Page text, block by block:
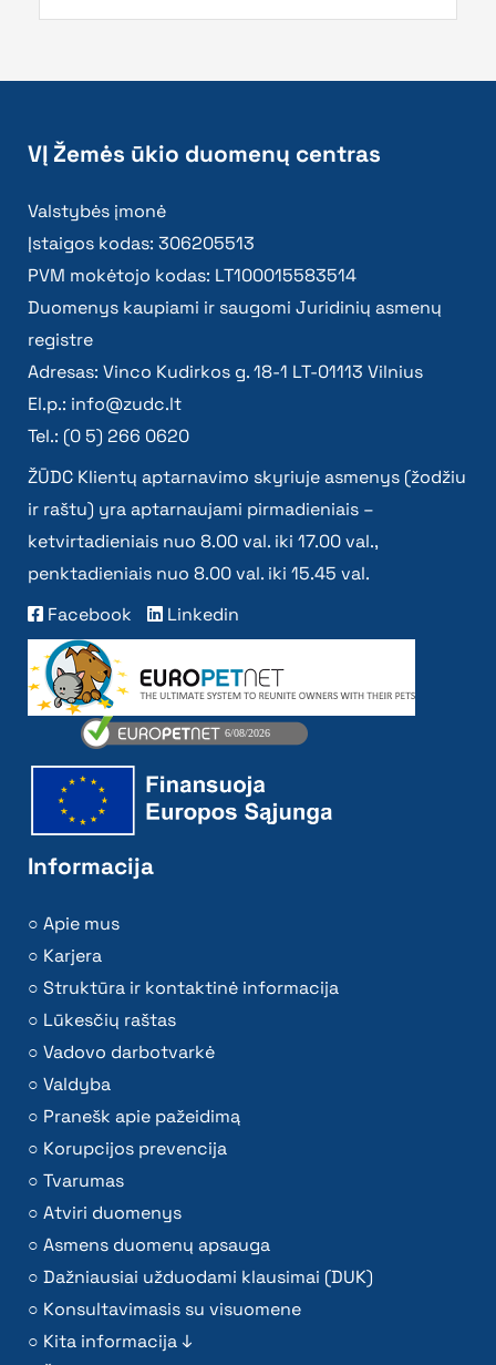
VĮ Žemės ūkio duomenų centras
Valstybės įmonė
Įstaigos kodas: 306205513
PVM mokėtojo kodas: LT100015583514
Duomenys kaupiami ir saugomi Juridinių asmenų
registre
Adresas: Vinco Kudirkos g. 18-1 LT-01113 Vilnius
El.p.: info@zudc.lt
Tel.: (0 5) 266 0620
ŽŪDC Klientų aptarnavimo skyriuje asmenys (žodžiu
ir raštu) yra aptarnaujami pirmadieniais –
ketvirtadieniais nuo 8.00 val. iki 17.00 val.,
penktadieniais nuo 8.00 val. iki 15.45 val.
Facebook
Linkedin
Informacija
Apie mus
Karjera
Struktūra ir kontaktinė informacija
Lūkesčių raštas
Vadovo darbotvarkė
Valdyba
Pranešk apie pažeidimą
Korupcijos prevencija
Tvarumas
Atviri duomenys
Asmens duomenų apsauga
Dažniausiai užduodami klausimai (DUK)
Konsultavimasis su visuomene
Kita informacija ↓